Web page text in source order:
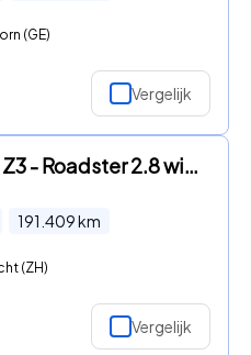
(GE)
Vergelijk
BMW Z3 - Roadster 2.8 wide body, airco. C 2.8
191.409km
(ZH)
Vergelijk